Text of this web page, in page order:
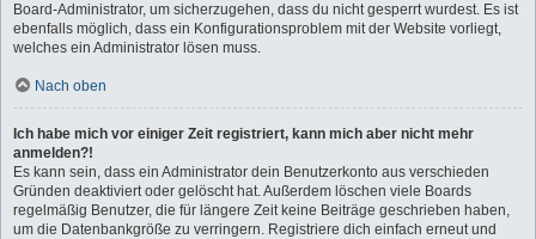
Board-Administrator, um sicherzugehen, dass du nicht gesperrt wurdest. Es ist
ebenfalls möglich, dass ein Konfigurationsproblem mit der Website vorliegt,
welches ein Administrator lösen muss.
Nach oben
Ich habe mich vor einiger Zeit registriert, kann mich aber nicht mehr
anmelden?!
Es kann sein, dass ein Administrator dein Benutzerkonto aus verschieden
Gründen deaktiviert oder gelöscht hat. Außerdem löschen viele Boards
regelmäßig Benutzer, die für längere Zeit keine Beiträge geschrieben haben,
um die Datenbankgröße zu verringern. Registriere dich einfach erneut und